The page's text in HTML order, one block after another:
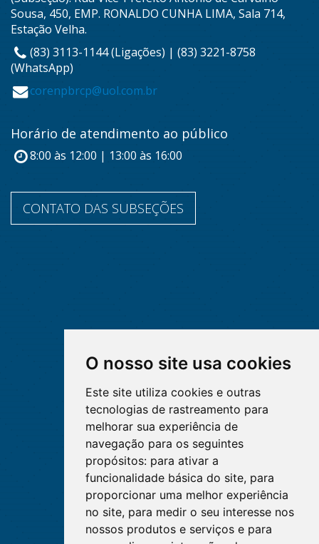
O nosso site usa cookies
Este site utiliza cookies e outras
tecnologias de rastreamento para
melhorar sua experiência de
navegação para os seguintes
propósitos: para ativar a
funcionalidade básica do site, para
proporcionar uma melhor experiência
no site, para medir o seu interesse nos
nossos produtos e serviços e para
Sousa, 450, EMP. RONALDO CUNHA LIMA, Sala 714,
Estação Velha.
(83) 3113-1144 (Ligações) | (83) 3221-8758
(WhatsApp)
corenpbrcp@uol.com.br
Horário de atendimento ao público
8:00 às 12:00 | 13:00 às 16:00
CONTATO DAS SUBSEÇÕES